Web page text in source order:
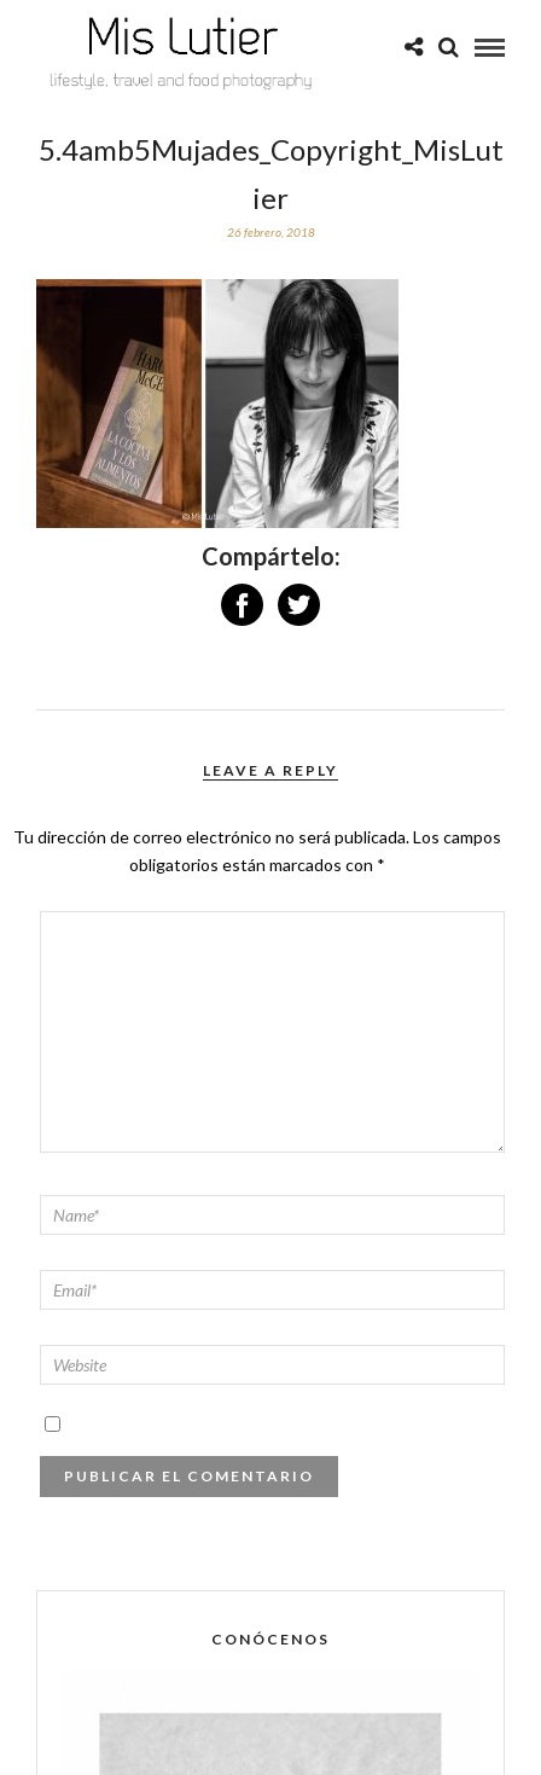
5.4amb5Mujades_Copyright_MisLut
ier
26 febrero, 2018
Compártelo:
LEAVE A REPLY
Tu dirección de correo electrónico no será publicada.Los campos
obligatorios están marcados con *
CONÓCENOS